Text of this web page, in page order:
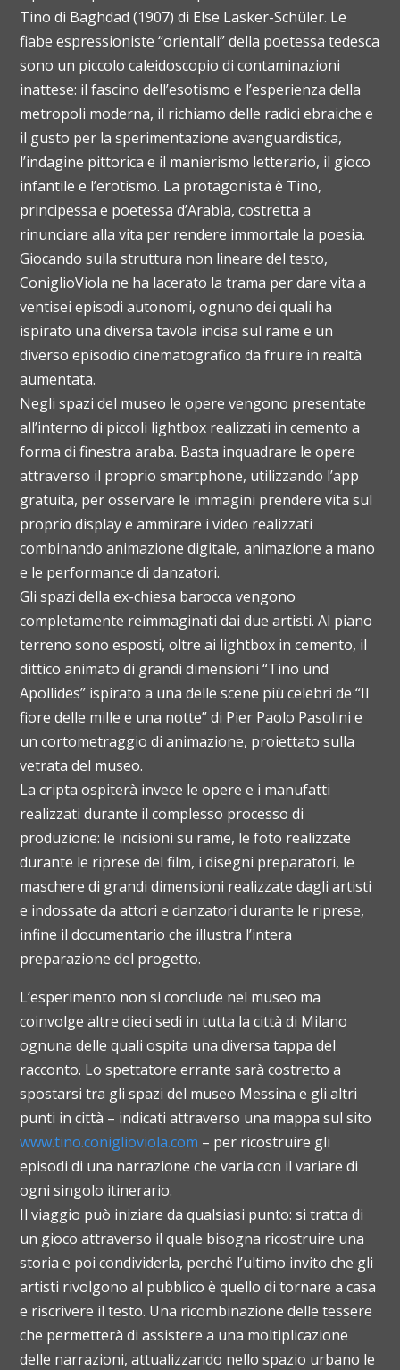
Tino di Baghdad (1907) di Else Lasker-Schüler. Le
fiabe espressioniste “orientali” della poetessa tedesca
sono un piccolo caleidoscopio di contaminazioni
inattese: il fascino dell’esotismo e l’esperienza della
metropoli moderna, il richiamo delle radici ebraiche e
il gusto per la sperimentazione avanguardistica,
l’indagine pittorica e il manierismo letterario, il gioco
infantile e l’erotismo. La protagonista è Tino,
principessa e poetessa d’Arabia, costretta a
rinunciare alla vita per rendere immortale la poesia.
Giocando sulla struttura non lineare del testo,
ConiglioViola ne ha lacerato la trama per dare vita a
ventisei episodi autonomi, ognuno dei quali ha
ispirato una diversa tavola incisa sul rame e un
diverso episodio cinematografico da fruire in realtà
aumentata.
Negli spazi del museo le opere vengono presentate
all’interno di piccoli lightbox realizzati in cemento a
forma di finestra araba. Basta inquadrare le opere
attraverso il proprio smartphone, utilizzando l’app
gratuita, per osservare le immagini prendere vita sul
proprio display e ammirare i video realizzati
combinando animazione digitale, animazione a mano
e le performance di danzatori.
Gli spazi della ex-chiesa barocca vengono
completamente reimmaginati dai due artisti. Al piano
terreno sono esposti, oltre ai lightbox in cemento, il
dittico animato di grandi dimensioni “Tino und
Apollides” ispirato a una delle scene più celebri de “Il
fiore delle mille e una notte” di Pier Paolo Pasolini e
un cortometraggio di animazione, proiettato sulla
vetrata del museo.
La cripta ospiterà invece le opere e i manufatti
realizzati durante il complesso processo di
produzione: le incisioni su rame, le foto realizzate
durante le riprese del film, i disegni preparatori, le
maschere di grandi dimensioni realizzate dagli artisti
e indossate da attori e danzatori durante le riprese,
infine il documentario che illustra l’intera
preparazione del progetto.
L’esperimento non si conclude nel museo ma
coinvolge altre dieci sedi in tutta la città di Milano
ognuna delle quali ospita una diversa tappa del
racconto. Lo spettatore errante sarà costretto a
spostarsi tra gli spazi del museo Messina e gli altri
punti in città – indicati attraverso una mappa sul sito
www.tino.coniglioviola.com – per ricostruire gli
episodi di una narrazione che varia con il variare di
ogni singolo itinerario.
Il viaggio può iniziare da qualsiasi punto: si tratta di
un gioco attraverso il quale bisogna ricostruire una
storia e poi condividerla, perché l’ultimo invito che gli
artisti rivolgono al pubblico è quello di tornare a casa
e riscrivere il testo. Una ricombinazione delle tessere
che permetterà di assistere a una moltiplicazione
delle narrazioni, attualizzando nello spazio urbano le